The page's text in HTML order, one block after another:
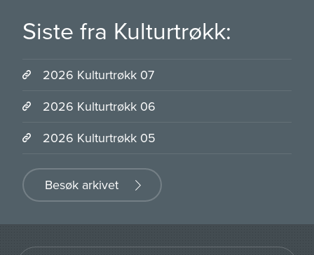
Siste fra Kulturtrøkk:
2026 Kulturtrøkk 07
2026 Kulturtrøkk 06
2026 Kulturtrøkk 05
Besøk arkivet